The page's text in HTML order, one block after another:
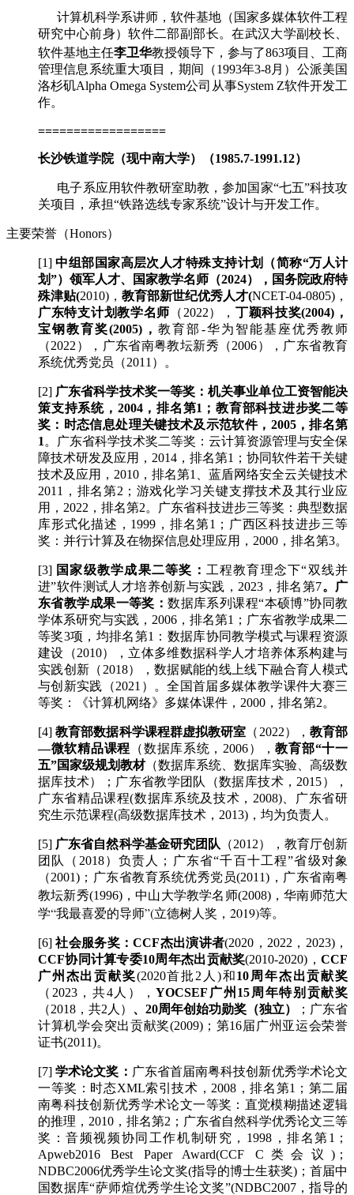
计算机科学系讲师，软件基地（国家多媒体软件工程
研究中心前身）软件二部副部长。在武汉大学副校长、
软件基地主任李卫华教授领导下，参与了863项目、工商
管理信息系统重大项目，期间（1993年3-8月）公派美国
洛杉矶Alpha Omega System公司从事System Z软件开发工
作。
==================
长沙铁道学院（现中南大学）（1985.7-1991.12）
电子系应用软件教研室助教，参加国家“七五”科技攻
关项目，承担“铁路选线专家系统”设计与开发工作。
主要荣誉（Honors）
[1] 中组部国家高层次人才特殊支持计划（简称“万人计
划”）领军人才、国家教学名师（2024），国务院政府特
殊津贴(2010)， 教育部新世纪优秀人才(NCET-04-0805)，
广东特支计划教学名师 （2022）， 丁颖科技奖(2004)，
宝钢教育奖(2005)，教育部-华为智能基座优秀教师
（2022），广东省南粤教坛新秀（2006），广东省教育
系统优秀党员（2011）。
[2] 广东省科学技术奖一等奖：机关事业单位工资智能决
策支持系统，2004，排名第1；教育部科技进步奖二等
奖：时态信息处理关键技术及示范软件，2005，排名第
1 。广东省科学技术奖二等奖：云计算资源管理与安全保
障技术研发及应用，2014，排名第1；协同软件若干关键
技术及应用，2010，排名第1、蓝盾网络安全云关键技术
2011，排名第2；游戏化学习关键支撑技术及其行业应
用，2022，排名第2。广东省科技进步三等奖：典型数据
库形式化描述，1999，排名第1；广西区科技进步三等
奖：并行计算及在物探信息处理应用，2000，排名第3。
[3] 国家级教学成果二等奖： 工程教育理念下“双线并
进”软件测试人才培养创新与实践，2023，排名第7。广
东省教学成果一等奖：数据库系列课程“本硕博”协同教
学体系研究与实践，2006，排名第1；广东省教学成果二
等奖3项，均排名第1：数据库协同教学模式与课程资源
建设（2010），立体多维数据科学人才培养体系构建与
实践创新（2018），数据赋能的线上线下融合育人模式
与创新实践（2021）。全国首届多媒体教学课件大赛三
等奖：《计算机网络》多媒体课件，2000，排名第2。
[4]教育部数据科学课程群虚拟教研室 （2022）， 教育部
—微软精品课程 （数据库系统，2006），教育部“十一
五”国家级规划教材（数据库系统、数据库实验、高级数
据库技术）；广东省教学团队（数据库技术，2015），
广东省精品课程(数据库系统及技术，2008)、广东省研
究生示范课程(高级数据库技术，2013)，均为负责人。
[5] 广东省自然科学基金研究团队 （2012），教育厅创新
团队（2018）负责人；广东省“千百十工程”省级对象
（2001)；广东省教育系统优秀党员(2011)，广东省南粤
教坛新秀(1996)，中山大学教学名师(2008)，华南师范大
学“我最喜爱的导师”(立德树人奖，2019)等。
[6]社会服务奖 ：CCF杰出演讲者(2020，2022，2023)，
CCF协同计算专委10周年杰出贡献奖(2010-2020)，CCF
广州杰出贡献奖(2020首批2人)和10周年杰出贡献奖
（2023，共4人）
，YOCSEF广州15周年特别贡献奖
（2018，共2人） 、20周年创始功勋奖（独立） ； 广东省
计算机学会突出贡献奖(2009) ； 第16届广州亚运会荣誉
证书(2011)。
[7]学术论文奖： 广东省首届南粤科技创新优秀学术论文
一等奖：时态XML索引技术，2008，排名第1；第二届
南粤科技创新优秀学术论文一等奖：直觉模糊描述逻辑
的推理，2010，排名第2；广东省自然科学优秀论文三等
奖：音频视频协同工作机制研究，1998，排名第1；
Apweb2016 Best Paper Award(CCF C类会议)；
NDBC2006优秀学生论文奖(指导的博士生获奖)；首届中
国数据库“萨师煊优秀学生论文奖”(NDBC2007，指导的